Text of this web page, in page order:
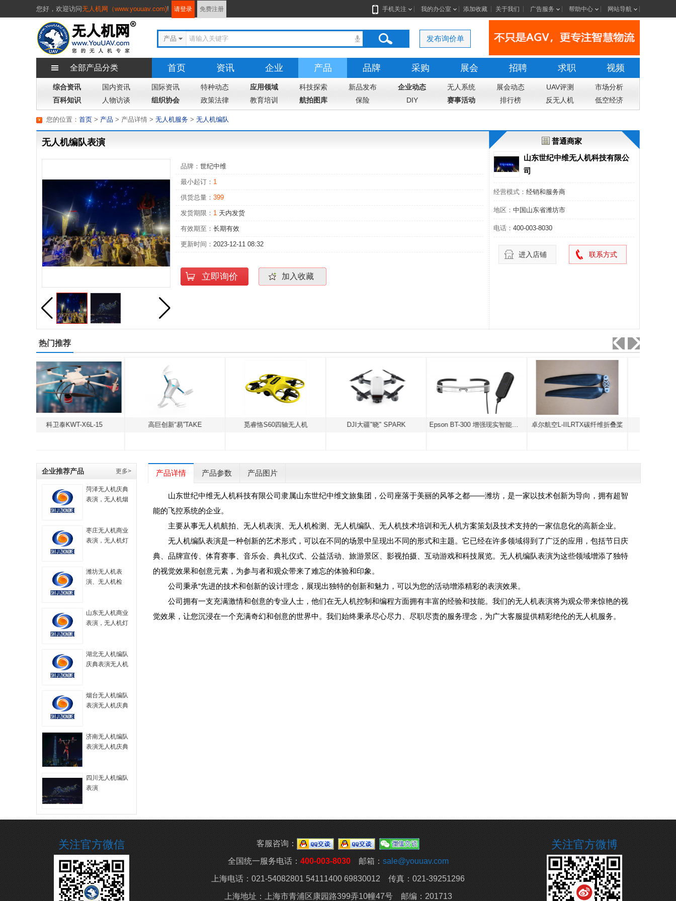
您好， 欢迎访问无人机网（www.youuav.com)! 请登录 免费注册 手机关注 我的办公室 添加收藏 关于我们 广告服务 帮助中心 网站导航
产品 发布询价单
全部产品分类 首页 资讯 企业 产品 品牌 采购 展会 招聘 求职
视频
专题
杂志 地图
综合资讯 国内资讯 国际资讯 特种动态 应用领域 科技探索 新品发布 企业动态 无人系统 展会动态 UAV评测
市场分析
百科知识
人物访谈 组织协会 政策法律 教育培训 航拍图库 保险 DIY 赛事活动 排行榜 反无人机 低空经济
您的位置： 首页 > 产品 > 无人机服务 > 无人机编队
> 产品详情
无人机编队表演
品牌： 世纪中维
最小起订： 1
供货总量： 399
发货期限： 1 天内发货
有效期至： 长期有效
更新时间： 2023-12-11 08:32
立即询价 加入收藏
普通商家
山东世纪中维无人机科技有限公
司
经营模式： 经销和服务商
地区： 中国山东省潍坊市
电话： 400-003-8030
进入店铺 联系方式
热门推荐
高巨创新“易”TAKE 觅睿恪S60四轴无人机 DJI大疆"晓" SPARK Epson BT-300 增强现实智能眼镜 卓尔航空L-IILRTX碳纤维折叠桨 T-MOTOR
企业推荐产品 更多>
菏泽无人机庆典
表演，无人机烟
拍无人机，无人
机技术，无人机
枣庄无人机商业
表演，无人机灯
飞行表演，
潍坊无人机表
演、无人机检
山东无人机商业
表演，无人机灯
飞行表演，
湖北无人机编队
庆典表演无人机
烟台无人机编队
表演无人机庆典
济南无人机编队
表演无人机庆典
四川无人机编队
表演
产品详情 产品参数 产品图片
山东世纪中维无人机科技有限公司隶属山东世纪中维文旅集团，公司座落于美丽的风筝之都——潍坊，是一家以技术创新为导向，拥有超智
能的飞控系统的企业。
主要从事无人机航拍、无人机表演、无人机检测、无人机编队、无人机技术培训和无人机方案策划及技术支持的一家信息化的高新企业。
无人机编队表演是一种创新的艺术形式，可以在不同的场景中呈现出不同的形式和主题。它已经在许多领域得到了广泛的应用，包括节日庆
典、品牌宣传、体育赛事、音乐会、典礼仪式、公益活动、旅游景区、影视拍摄、互动游戏和科技展览。无人机编队表演为这些领域增添了独特
的视觉效果和创意元素，为参与者和观众带来了难忘的体验和印象。
公司秉承“先进的技术和创新的设计理念，展现出独特的创新和魅力，可以为您的活动增添精彩的表演效果。
公司拥有一支充满激情和创意的专业人士，他们在无人机控制和编程方面拥有丰富的经验和技能。我们的无人机表演将为观众带来惊艳的视
觉效果，让您沉浸在一个充满奇幻和创意的世界中。我们始终秉承尽心尽力、尽职尽责的服务理念，为广大客服提供精彩绝伦的无人机服务。
客服咨询：
全国统一服务电话：400-003-8030邮箱：sale@youuav.com
上海电话：021-54082801 54111400 69830012 传真：021-39251296
上海地址：上海市青浦区康园路399弄10幢47号 邮编：201713
关注官方微信 关注官方微博